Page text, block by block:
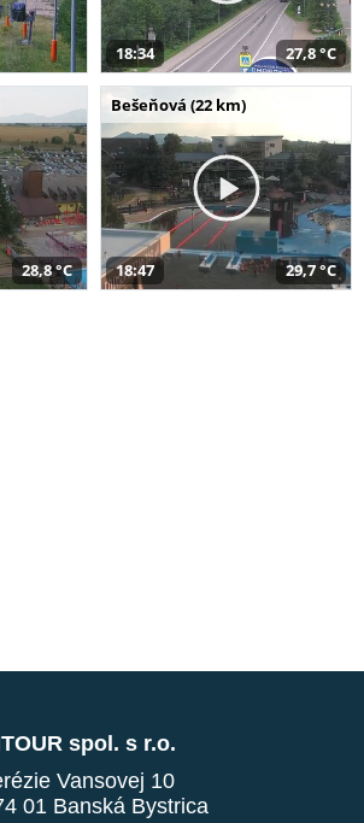
18:34 27,8 °C
28,8 °C
Bešeňová (22 km)
18:47 29,7 °C
spol. s r.o.
Vansovej 10
01 Banská Bystrica